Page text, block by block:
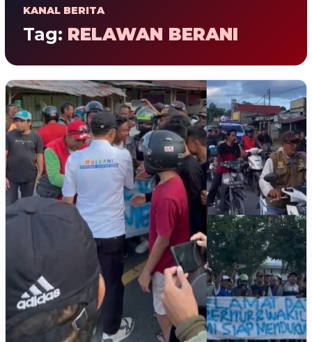
KANAL BERITA
Tag: RELAWAN BERANI